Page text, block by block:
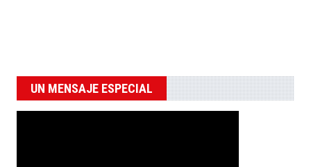
UN MENSAJE ESPECIAL